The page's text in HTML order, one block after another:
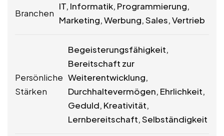
Branchen
IT, Informatik, Programmierung,
Marketing, Werbung, Sales, Vertrieb
Persönliche
Stärken
Begeisterungsfähigkeit,
Bereitschaft zur
Weiterentwicklung,
Durchhaltevermögen, Ehrlichkeit,
Geduld, Kreativität,
Lernbereitschaft, Selbständigkeit